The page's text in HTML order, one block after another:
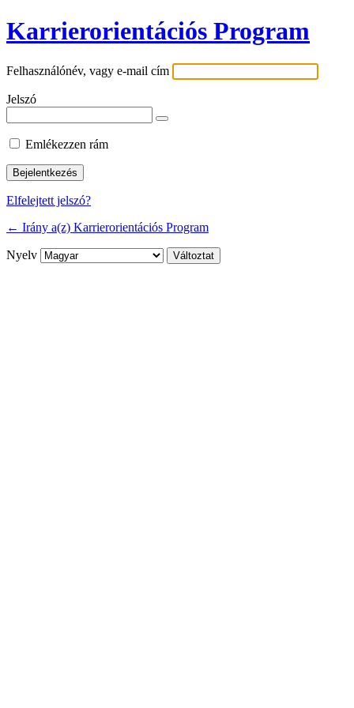
Karrierorientációs Program
Felhasználónév, vagy e-mail cím
Jelszó
Emlékezzen rám
Elfelejtett jelszó?
← Irány a(z) Karrierorientációs Program
Nyelv